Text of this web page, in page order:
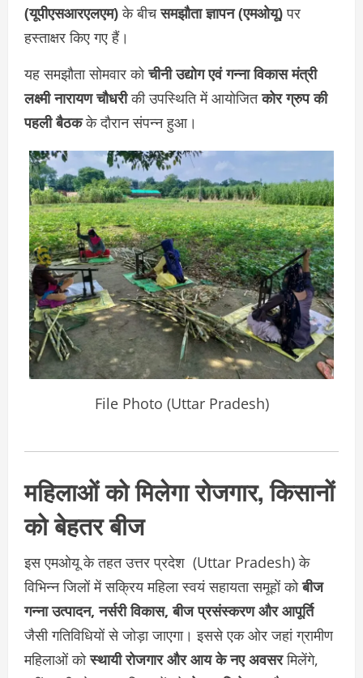
(यूपीएसआरएलएम)के बीचसमझौता ज्ञापन (एमओयू)पर
हस्ताक्षर किए गए हैं।
यह समझौता सोमवार कोचीनी उद्योग एवं गन्ना विकास मंत्री
लक्ष्मी नारायण चौधरीकी उपस्थिति में आयोजितकोर ग्रुप की
पहली बैठकके दौरान संपन्न हुआ।
File Photo (Uttar Pradesh)
महिलाओं को मिलेगा रोजगार, किसानों
को बेहतर बीज
इस एमओयू के तहत उत्तर प्रदेश (Uttar Pradesh) के
विभिन्न जिलों में सक्रिय महिला स्वयं सहायता समूहों कोबीज
गन्ना उत्पादन, नर्सरी विकास, बीज प्रसंस्करण और आपूर्ति
जैसी गतिविधियों से जोड़ा जाएगा। इससे एक ओर जहां ग्रामीण
महिलाओं कोस्थायी रोजगार और आय के नए अवसरमिलेंगे,